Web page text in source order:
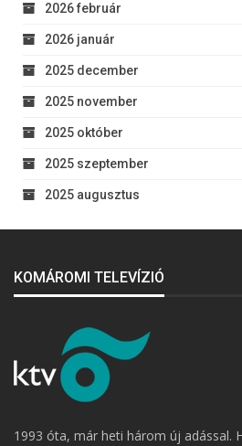
2026 február
2026 január
2025 december
2025 november
2025 október
2025 szeptember
2025 augusztus
KOMÁROMI TELEVÍZIÓ
1993 óta, már heti három új adással.